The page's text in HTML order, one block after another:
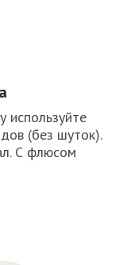
используйте
(без шуток).
С флюсом